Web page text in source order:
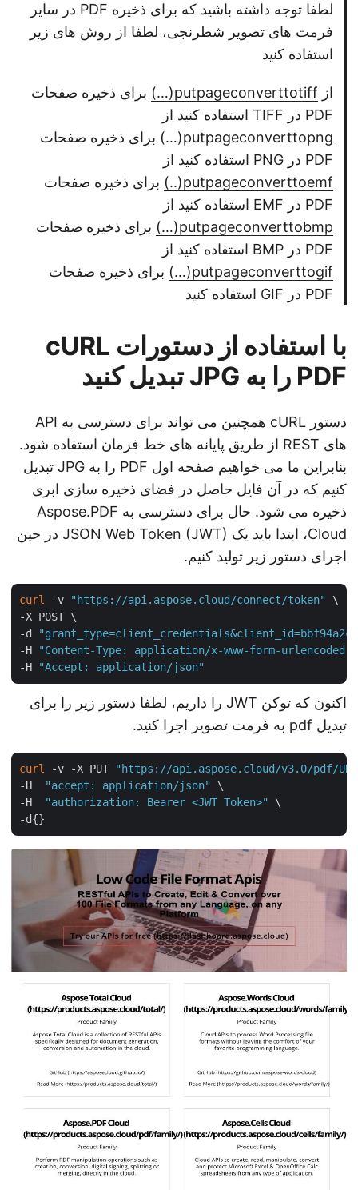
لطفا توجه داشته باشید که برای ذخیره PDF در سایر
فرمت های تصویر شطرنجی، لطفا از روش های زیر
استفاده کنید
از putpageconverttotiff(…)
برای ذخیره صفحات
PDF در TIFF استفاده کنید از
putpageconverttopng(…)
برای ذخیره صفحات
PDF در PNG استفاده کنید از
putpageconverttoemf(..)
برای ذخیره صفحات
PDF در EMF استفاده کنید از
putpageconverttobmp(…)
برای ذخیره صفحات
PDF در BMP استفاده کنید از
putpageconverttogif(…)
برای ذخیره صفحات
PDF در GIF استفاده کنید
با استفاده از دستورات cURL
PDF را به JPG تبدیل کنید
دستور cURL همچنین می تواند برای دسترسی به API
های REST از طریق پایانه های خط فرمان استفاده شود.
بنابراین ما می خواهیم صفحه اول PDF را به JPG تبدیل
کنیم که در آن فایل حاصل در فضای ذخیره سازی ابری
ذخیره می شود. حال برای دسترسی به Aspose.PDF
Cloud، ابتدا باید یک JSON Web Token (JWT) در حین
اجرای دستور زیر تولید کنیم.
curl -v "https://api.aspose.cloud/connect/token" \
-X POST \
-d "grant_type=client_credentials&client_id=bbf94a2c-
-H "Content-Type: application/x-www-form-
-H "Accept: application/json"
اکنون که توکن JWT را داریم، لطفا دستور زیر را برای
تبدیل pdf به فرمت تصویر اجرا کنید.
curl -v -X PUT "https://api.aspose.cloud/v3.0/pdf/
-H "accept: application/json" \
-H "authorization: Bearer <JWT Token>" \